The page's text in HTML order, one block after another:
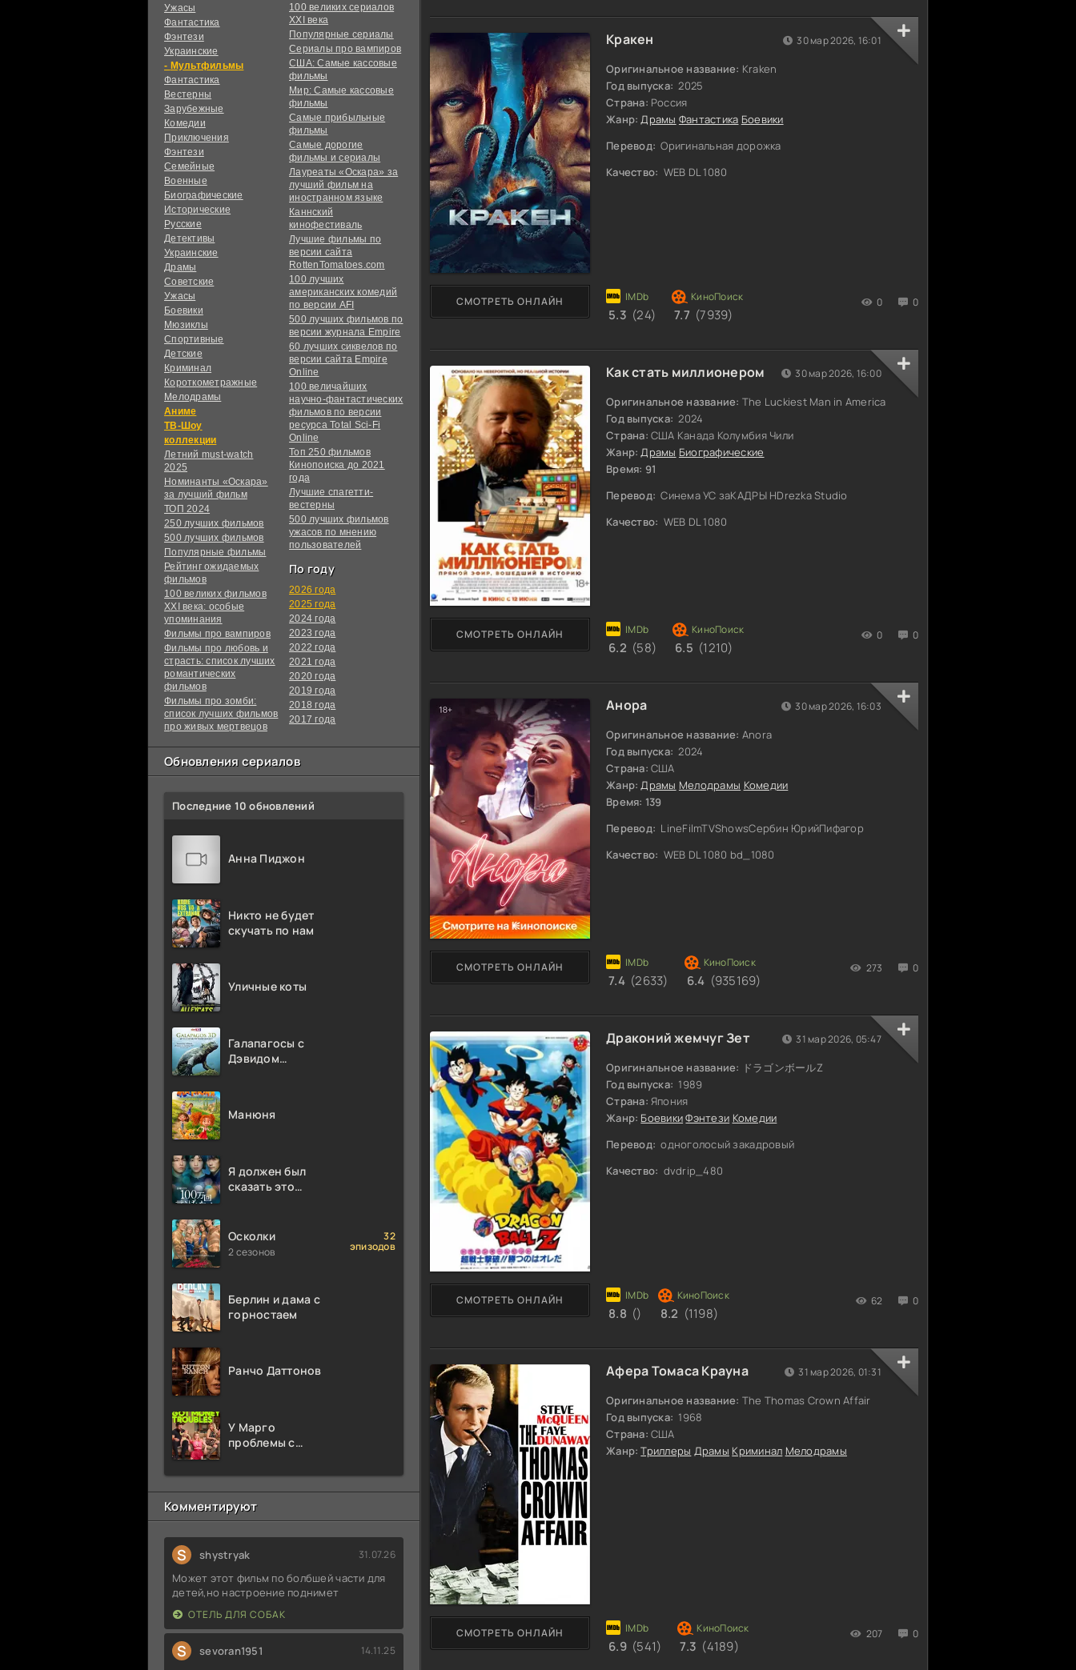
Ужасы
Фантастика
Фэнтези
Украинcкие
Мультфильмы
Фантастика
Вестерны
Зарубежные
Комедии
Приключения
Фэнтези
Семейные
Военные
Биографические
Исторические
Русские
Детективы
Украинские
Драмы
Советские
Ужасы
Боевики
Мюзиклы
Спортивные
Детские
Криминал
Короткометражные
Мелодрамы
Аниме
ТВ-Шоу
коллекции
Летний must-watch
2025
Номинанты «Оскара»
за лучший фильм
ТОП 2024
250 лучших фильмов
500 лучших фильмов
Популярные фильмы
Рейтинг ожидаемых
фильмов
100 великих фильмов
XXI века: особые
упоминания
Фильмы про вампиров
Фильмы про любовь и
страсть: список лучших
романтических
фильмов
Фильмы про зомби:
список лучших фильмов
про живых мертвецов
100 великих сериалов
XXI века
Популярные сериалы
Сериалы про вампиров
США: Самые кассовые
фильмы
Мир: Самые кассовые
фильмы
Самые прибыльные
фильмы
Самые дорогие
фильмы и сериалы
Лауреаты «Оскара» за
лучший фильм на
иностранном языке
Каннский
кинофестиваль
Лучшие фильмы по
версии сайта
RottenTomatoes.com
100 лучших
американских комедий
по версии AFI
500 лучших фильмов по
версии журнала Empire
60 лучших сиквелов по
версии сайта Empire
Online
100 величайших
научно-фантастических
фильмов по версии
ресурса Total Sci-Fi
Online
Топ 250 фильмов
Кинопоиска до 2021
года
Лучшие спагетти-
вестерны
500 лучших фильмов
ужасов по мнению
пользователей
По году
2026 года
2025 года
2024 года
2023 года
2022 года
2021 года
2020 года
2019 года
2018 года
2017 года
Обновления сериалов
Последние 10 обновлений
Анна Пиджон
Никто не будет
скучать по нам
Уличные коты
Галапагосы с
Дэвидом
Манюня
Я должен был
сказать это
Осколки
2 сезонов
32
эпизодов
Берлин и дама с
горностаем
Ранчо Даттонов
У Марго
проблемы с
Комментируют
S shystryak 31.07.26
Может этот фильм по болбшей части для
детей,но настроение поднимет
ОТЕЛЬ ДЛЯ СОБАК
S sevoran1951 14.11.25
Кракен
Оригинальное название: Kraken
Год выпуска: 2025
Страна: Россия
Жанр: Драмы Фантастика Боевики
Перевод: Оригинальная дорожка
Качество: WEB DL 1080
СМОТРЕТЬ ОНЛАЙН
5.3 (24) 7.7 (7939)
0 0
30 мар 2026, 16:01
Как стать миллионером
Оригинальное название: The Luckiest Man in America
Год выпуска: 2024
Страна: США Канада Колумбия Чили
Жанр: Драмы Биографические
Время: 91
Перевод: Синема УС заКАДРЫ HDrezka Studio
Качество: WEB DL 1080
СМОТРЕТЬ ОНЛАЙН
6.2 (58) 6.5 (1210)
0 0
30 мар 2026, 16:00
Анора
Оригинальное название: Anora
Год выпуска: 2024
Страна: США
Жанр: Драмы Мелодрамы Комедии
Время: 139
Перевод: LineFilmTVShowsСербин ЮрийПифагор
Качество: WEB DL 1080 bd_1080
СМОТРЕТЬ ОНЛАЙН
7.4 (2633) 6.4 (935169)
273 0
30 мар 2026, 16:03
Драконий жемчуг Зет
Оригинальное название: ドラゴンボールZ
Год выпуска: 1989
Страна: Япония
Жанр: БоевикиФэнтези Комедии
Перевод: одноголосый закадровый
Качество: dvdrip_480
СМОТРЕТЬ ОНЛАЙН
8.8 () 8.2 (1198)
62 0
31 мар 2026, 05:47
Афера Томаса Крауна
Оригинальное название: The Thomas Crown Affair
Год выпуска: 1968
Страна: США
Жанр: Триллеры Драмы Криминал Мелодрамы
СМОТРЕТЬ ОНЛАЙН
6.9 (541) 7.3 (4189)
207 0
31 мар 2026, 01:31